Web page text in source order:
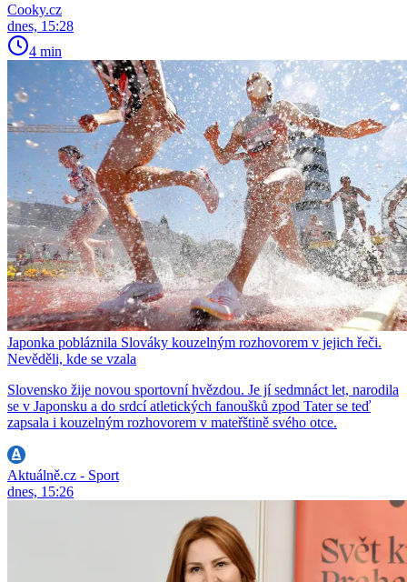
Cooky.cz
dnes, 15:28
4 min
Japonka pobláznila Slováky kouzelným rozhovorem v jejich řeči.
Nevěděli, kde se vzala
Slovensko žije novou sportovní hvězdou. Je jí sedmnáct let, narodila
se v Japonsku a do srdcí atletických fanoušků zpod Tater se teď
zapsala i kouzelným rozhovorem v mateřštině svého otce.
Aktuálně.cz - Sport
dnes, 15:26